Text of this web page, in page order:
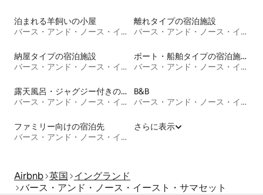
泊まれる羊飼いの小屋
バース・アンド・ノース・イースト・サマセット
離れタイプの宿泊施設
バース・アンド・ノース・イースト・サマセット
納屋タイプの宿泊施設
バース・アンド・ノース・イースト・サマセット
ボート・船舶タイプの宿泊施設
バース・アンド・ノース・イースト・サマセット
露天風呂・ジャグジー付きの宿泊施設
バース・アンド・ノース・イースト・サマセット
B&B
バース・アンド・ノース・イースト・サマセット
ファミリー向けの宿泊先
バース・アンド・ノース・イースト・サマセット
さらに表示
Airbnb 英国 イングランド
バース・アンド・ノース・イースト・サマセット